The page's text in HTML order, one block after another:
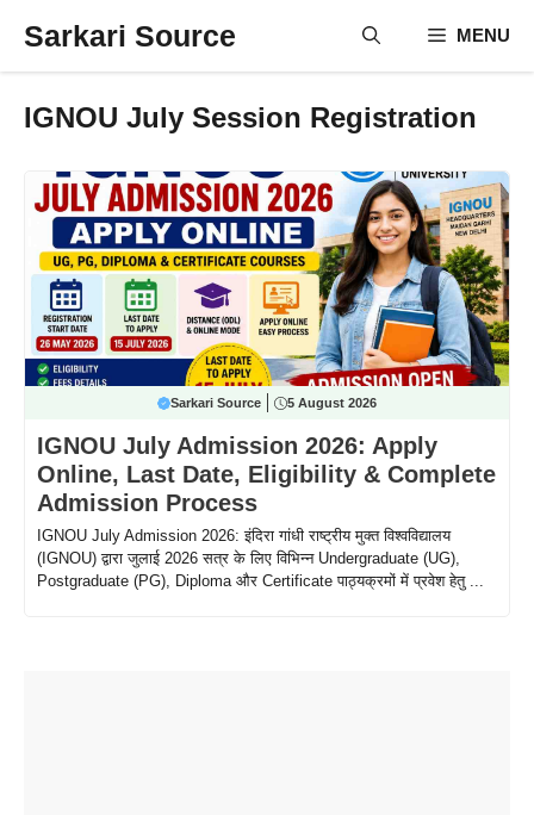
Sarkari Source MENU
IGNOU July Session Registration
Sarkari Source 5 August 2026
IGNOU July Admission 2026: Apply
Online, Last Date, Eligibility & Complete
Admission Process
IGNOU July Admission 2026: इंदिरा गांधी राष्ट्रीय मुक्त विश्वविद्यालय
(IGNOU) द्वारा जुलाई 2026 सत्र के लिए विभिन्न Undergraduate (UG),
Postgraduate (PG), Diploma और Certificate पाठ्यक्रमों में प्रवेश हेतु ...